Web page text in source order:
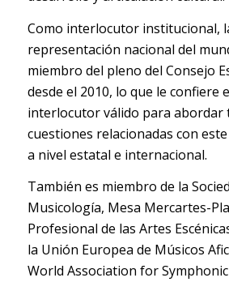
Como interlocutor institucional,
representación nacional del
miembro del pleno del Consejo
desde el 2010, lo que le confiere
interlocutor válido para abordar
cuestiones relacionadas con
a nivel estatal e internacional.
También es miembro de la
Musicología, Mesa Mercartes-
Profesional de las Artes
la Unión Europea de Músicos
World Association for